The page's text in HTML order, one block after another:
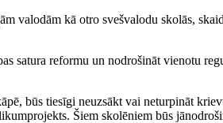
valodām kā otro svešvalodu skolās,
satura reformu un nodrošināt vienotu
būs tiesīgi neuzsākt vai neturpināt
Šiem skolēniem būs